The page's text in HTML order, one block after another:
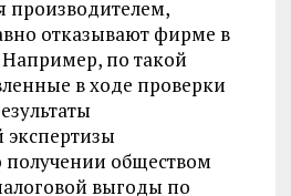
производителем,
отказывают фирме в
по такой
в ходе проверки
экспертизы
получении обществом
выгоды по